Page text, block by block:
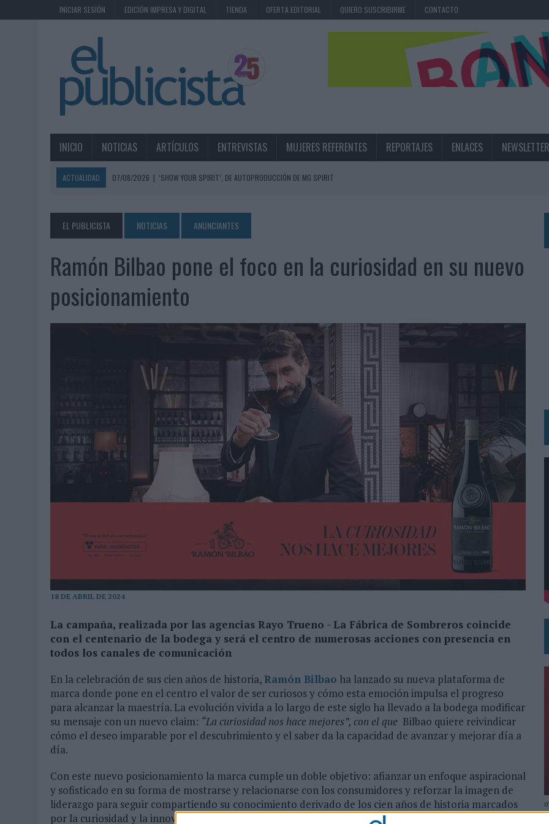
INICIAR SESIÓN EDICIÓN IMPRESA Y DIGITAL TIENDA OFERTA EDITORIAL QUIERO SUSCRIBIRME CONTACTO
INICIO NOTICIAS ARTÍCULOS ENTREVISTAS MUJERES REFERENTES REPORTAJES ENLACES NEWSLETTER
ACTUALIDAD 07/08/2026 | ‘SHOW YOUR SPIRIT’, DE AUTOPRODUCCIÓN DE MG SPIRIT
07/08/2026 | MG SPIRIT RELANZA SU MARCA CON UNA ESTRATEGIA 360º CENTRADA EN EL ORIGEN BARCELONÉS
07/08/2026
PATRÓN CONVIERTE EL NUEVO SINGLE DE ARÓN PIPER EN UNA EXPERIENCIA DE MARCA EN IBIZA
07/08/2026 |
EL VERANO PONE A PRUEBA LA ESTRATEGIA DIGITAL DE LAS MARCAS
07/08/2026
VUELING CONVIERTE LOS RECUERDOS EN SOUVENIRS CON IA
SIETE DE CADA DIEZ EMPRESAS ESPAÑOLAS NO INTEGRAN LA INFANCIA EN SU ESTRATEGIA
LA TELEVISIÓN SIGUE LIDERANDO EL CONSUMO DE MEDIOS EN VERANO Y SUPERA AL MÓVIL COMO DISPOSITIVO MÁS UTILIZADO
EL USO DE LA IA GENERATIVA ALCANZA YA AL 62% DE LOS ESPAÑOLES
SYSTEM1 NOMBRA A KIMBERLY BASTONI COMO NUEVA DIRECTORA COMERCIAL GLOBAL
06/08/2026
FRIGO Y UNIQLO LANZAN UNA COLECCIÓN PERSONALIZABLE INSPIRADA EN CORNETTO, CALIPPO Y SOLERO
06/08/2026
|
LA IA ESTÁ SUBIENDO EL LISTÓN DE LA CREATIVIDAD
05/08/2026
BEON WORLDWIDE LANZA RAÍZ URBANA PARA TRANSFORMAR EL PATRIMONIO HISTÓRICO EN ACTIVOS CULTURALES Y ECONÓMICOS
05/08/2026 | FABRA COMUNICACIÓN INCORPORA A CASONÁ Y ASUME LA GESTIÓN DE SUS RELACIONES CON LOS MEDIOS
LOPESAN HOTELS & RESORTS ACERCA EL PARAÍSO CANARIO EN SU ÚLTIMA CAMPAÑA INTERNACIONAL
05/08/2026
LUIS ARQUILLOS (BURGO DE ARIAS): “LA CONSTRUCCIÓN DE MARCA A LARGO PLAZO Y LA MEDICIÓN SON DOS CARAS DE LA MISMA
07/08/2026 | ‘ALEXIA PUTELLAS X GALAXY Z FOLD8 – SIN LÍMITES’, DE CHEIL SPAIN PARA SAMSUNG ELECTRONICS IBERIA
EL PUBLICISTA NOTICIAS ANUNCIANTES
Ramón Bilbao pone el foco en la curiosidad en su nuevo
posicionamiento
18 DE ABRIL DE 2024
La campaña, realizada por las agencias Rayo Trueno - La Fábrica de Sombreros coincide
con el centenario de la bodega y será el centro de numerosas acciones con presencia en
todos los canales de comunicación
En la celebración de sus cien años de historia, Ramón Bilbao ha lanzado su nueva plataforma de
marca donde pone en el centro el valor de ser curiosos y cómo esta emoción impulsa el progreso
para alcanzar la maestría. La evolución vivida a lo largo de este siglo ha llevado a la bodega modificar
su mensaje con un nuevo claim: “La curiosidad nos hace mejores”, con el que Bilbao quiere reivindicar
cómo el deseo imparable por el descubrimiento y el saber da la capacidad de avanzar y mejorar día a
día.
Con este nuevo posicionamiento la marca cumple un doble objetivo: afianzar un enfoque aspiracional
y sofisticado en su forma de mostrarse y relacionarse con los consumidores y reforzar la imagen de
liderazgo para seguir compartiendo su conocimiento derivado de los cien años de historia marcados
por la curiosidad y la innovación. La bodega continuará ideando maneras de desafiar e impulsar los